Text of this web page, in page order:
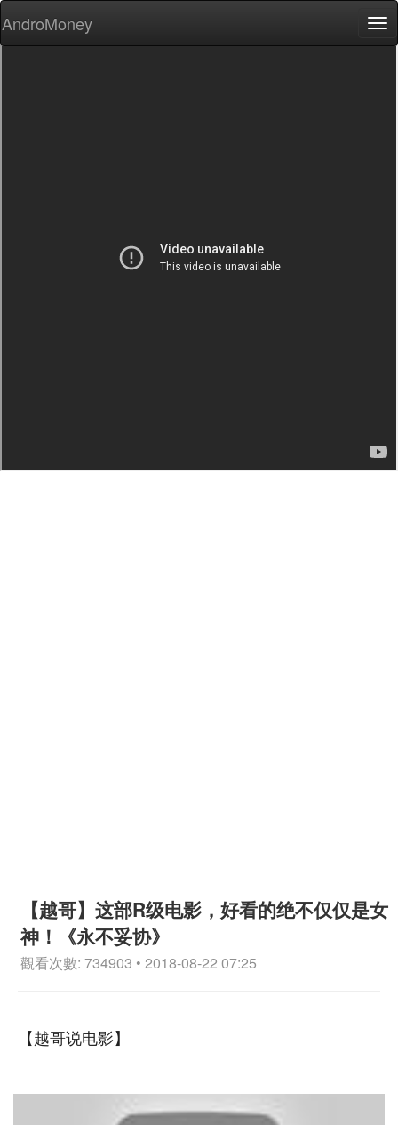
AndroMoney
【越哥】这部R级电影，好看的绝不仅仅是女
神！《永不妥协》
觀看次數: 734903 • 2018-08-22 07:25
【越哥说电影】